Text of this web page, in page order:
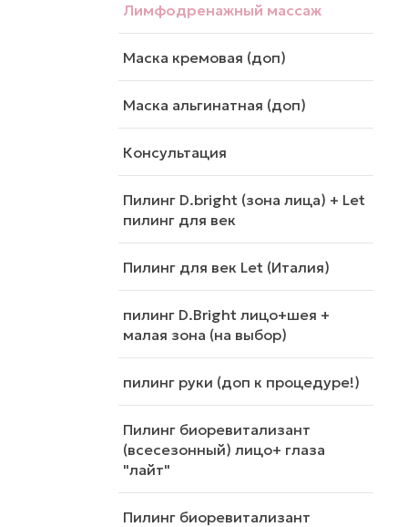
Лимфодренажный массаж
Маска кремовая (доп)
Маска альгинатная (доп)
Консультация
Пилинг D.bright (зона лица) + Let
пилинг для век
Пилинг для век Let (Италия)
пилинг D.Bright лицо+шея +
малая зона (на выбор)
пилинг руки (доп к процедуре!)
Пилинг биоревитализант
(всесезонный) лицо+ глаза
"лайт"
Пилинг биоревитализант